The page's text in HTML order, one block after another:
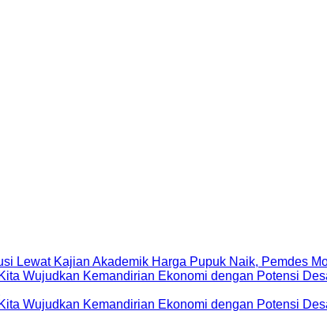
Harga Pupuk Naik, Pemdes